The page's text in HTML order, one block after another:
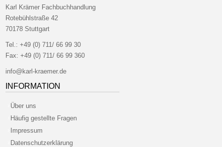
Karl Krämer Fachbuchhandlung
Rotebühlstraße 42
70178 Stuttgart
Tel.:+49 (0) 711/ 66 99 30
Fax: +49 (0) 711/ 66 99 360
info@karl-kraemer.de
INFORMATION
Über uns
Häufig gestellte Fragen
Impressum
Datenschutzerklärung